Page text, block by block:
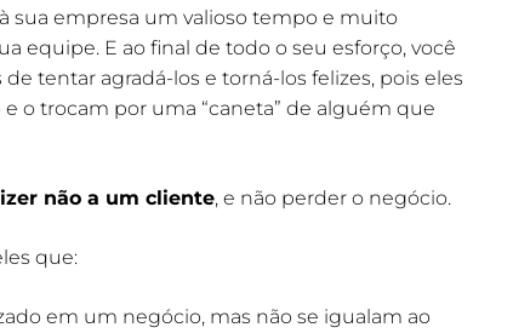
sua empresa um valioso tempo e muito
equipe. E ao final de todo o seu esforço, você
tentar agradá-los e torná-los felizes, pois eles
o trocam por uma “caneta” de alguém que
não a um cliente, e não perder o negócio.
que:
em um negócio, mas não se igualam ao